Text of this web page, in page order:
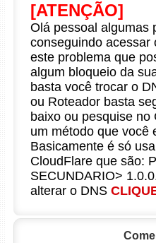
[ATENÇÃO]
Olá pessoal algumas
conseguindo acessar
este problema que
algum bloqueio da
basta você trocar o
ou Roteador basta
baixo ou pesquise no
um método que você
Basicamente é só
CloudFlare que são:
SECUNDARIO>
alterar o DNS